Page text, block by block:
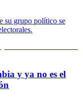
su grupo político se
y ya no es el